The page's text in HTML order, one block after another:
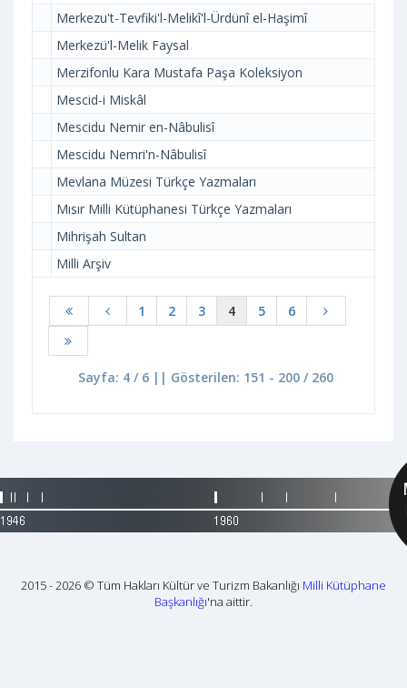
Merkezu't-Tevfiki'l-Melikî'l-Ürdünî el-Haşimî
Merkezü'l-Melik Faysal
Merzifonlu Kara Mustafa Paşa Koleksiyon
Mescid-i Miskâl
Mescidu Nemir en-Nâbulisî
Mescidu Nemri'n-Nâbulisî
Mevlana Müzesi Türkçe Yazmaları
Mısır Milli Kütüphanesi Türkçe Yazmaları
Mihrişah Sultan
Milli Arşiv
1 2 3 4 5 6
Sayfa: 4 / 6 || Gösterilen: 151 - 200 / 260
2015 - 2026 © Tüm Hakları Kültür ve Turizm Bakanlığı Milli Kütüphane
Başkanlığı'na aittir.